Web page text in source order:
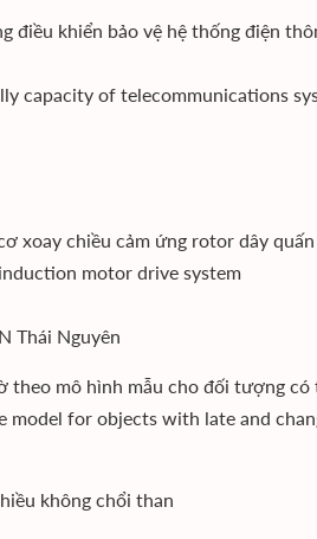
điều khiển bảo vệ hệ thống điện
capacity of telecommunications
xoay chiều cảm ứng rotor dây
motor drive system
Thái Nguyên
mô hình mẫu cho đối tượng có
for objects with late and
không chổi than